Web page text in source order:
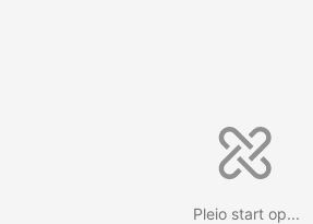
Pleio start op...